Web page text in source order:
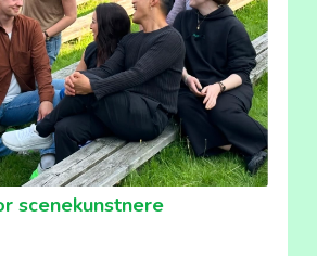
scenekunstnere